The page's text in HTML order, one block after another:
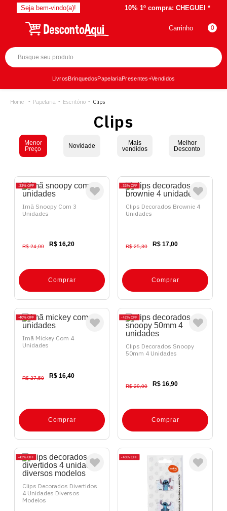
Seja bem-vindo(a)! 10% 1º compra: CHEGUEI *
Carrinho 0
LivrosBrinquedosPapelariaPresentes+Vendidos
Papelaria Escritório Clips
Clips
Menor
Preço
Novidade
Mais
vendidos
Melhor
Desconto
33% OFF
Imã Snoopy Com 3
Unidades
R$ 24,00 R$ 16,20
Comprar
33% OFF
Clips Decorados Brownie 4
Unidades
R$ 25,30 R$ 17,00
Comprar
40% OFF
Imã Mickey Com 4
Unidades
R$ 27,50 R$ 16,40
Comprar
42% OFF
Clips Decorados Snoopy
50mm 4 Unidades
R$ 29,00 R$ 16,90
Comprar
42% OFF
Clips Decorados Divertidos
4 Unidades Diversos
Modelos
48% OFF